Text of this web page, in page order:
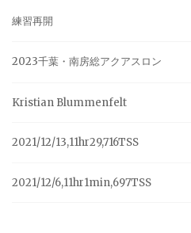
練習再開
2023千葉・南房総アクアスロン
Kristian Blummenfelt
2021/12/13,11hr29,716TSS
2021/12/6,11hr1min,697TSS